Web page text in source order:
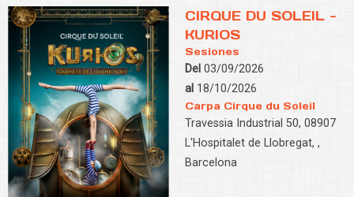
CIRQUE DU SOLEIL -
KURIOS
Sesiones
Del 03/09/2026
al 18/10/2026
Carpa Cirque du Soleil
Travessia Industrial 50, 08907
L'Hospitalet de Llobregat, ,
Barcelona